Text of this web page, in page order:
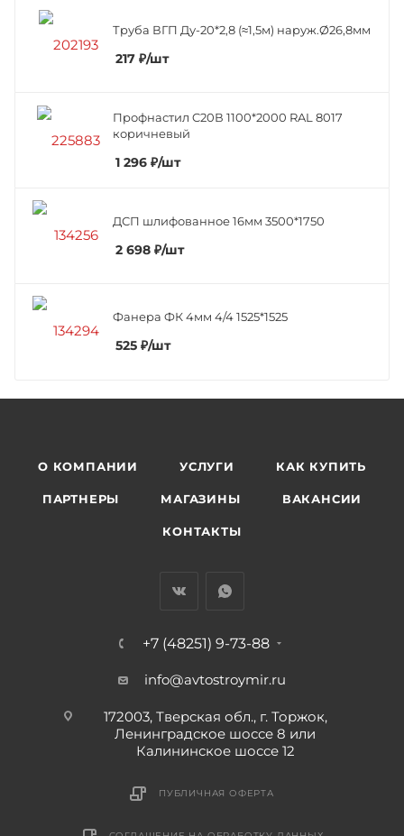
Труба ВГП Ду-20*2,8 (≈1,5м) наруж.Ø26,8мм
217 ₽/шт
Профнастил C20В 1100*2000 RAL 8017
коричневый
1 296 ₽/шт
ДСП шлифованное 16мм 3500*1750
2 698 ₽/шт
Фанера ФК 4мм 4/4 1525*1525
525 ₽/шт
О КОМПАНИИ УСЛУГИ КАК КУПИТЬ
ПАРТНЕРЫ МАГАЗИНЫ ВАКАНСИИ
КОНТАКТЫ
+7 (48251) 9-73-88
info@avtostroymir.ru
172003, Тверская обл., г. Торжок,
Ленинградское шоссе 8 или
Калининское шоссе 12
ПУБЛИЧНАЯ ОФЕРТА